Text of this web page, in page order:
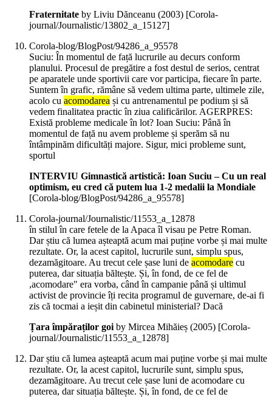
Fraternitate by Liviu Dănceanu (2003) [Corola-
journal/Journalistic/13802_a_15127]
Corola-blog/BlogPost/94286_a_95578
Suciu: În momentul de față lucrurile au decurs conform
planului. Procesul de pregătire a fost destul de serios, centrat
pe aparatele unde sportivii care vor participa, fiecare în parte.
Suntem în grafic, rămâne să vedem ultima parte, ultimele zile,
acolo cu acomodarea și cu antrenamentul pe podium și să
vedem finalitatea practic în ziua calificărilor. AGERPRES:
Există probleme medicale în lot? Ioan Suciu: Până în
momentul de față nu avem probleme și sperăm să nu
întâmpinăm dificultăți majore. Sigur, mici probleme sunt,
sportul
INTERVIU Gimnastică artistică: Ioan Suciu – Cu un real
optimism, eu cred că putem lua 1-2 medalii la Mondiale
[Corola-blog/BlogPost/94286_a_95578]
Corola-journal/Journalistic/11553_a_12878
în stilul în care fetele de la Apaca îl visau pe Petre Roman.
Dar știu că lumea așteaptă acum mai puține vorbe și mai multe
rezultate. Or, la acest capitol, lucrurile sunt, simplu spus,
dezamăgitoare. Au trecut cele șase luni de acomodare cu
puterea, dar situația băltește. Și, în fond, de ce fel de
,acomodare" era vorba, când în campanie până și ultimul
activist de provincie îți recita programul de guvernare, de-ai fi
zis că tocmai a ieșit din cabinetul ministerial? Dacă
Țara împăraților goiby Mircea Mihăieș (2005) [Corola-
journal/Journalistic/11553_a_12878]
Dar știu că lumea așteaptă acum mai puține vorbe și mai multe
rezultate. Or, la acest capitol, lucrurile sunt, simplu spus,
dezamăgitoare. Au trecut cele șase luni de acomodare cu
puterea, dar situația băltește. Și, în fond, de ce fel de